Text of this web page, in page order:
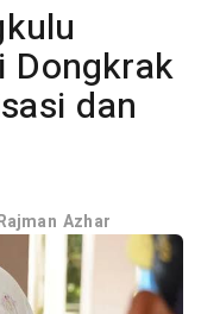
Dongkrak
dan
Azhar